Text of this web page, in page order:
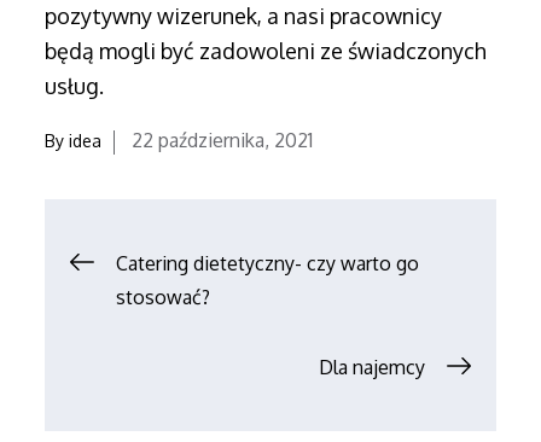
pozytywny wizerunek, a nasi pracownicy
będą mogli być zadowoleni ze świadczonych
usług.
Byidea
Posted
22 października, 2021
Nawigacja
Catering dietetyczny- czy warto go
stosować?
Dla najemcy